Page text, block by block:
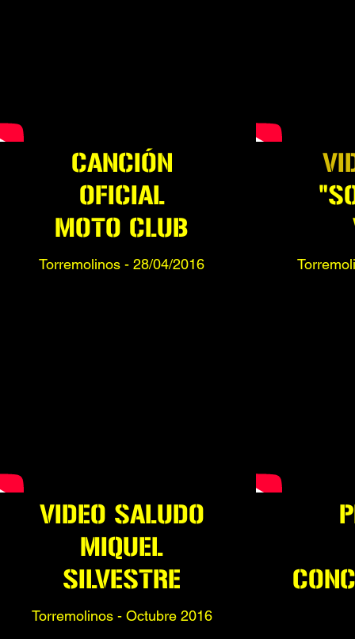
CANCIÓN
OFICIAL
MOTO CLUB
Torremolinos - 28/04/2016
VIDEO SALUDO
MIQUEL
SILVESTRE
Torremolinos - Octubre 2016